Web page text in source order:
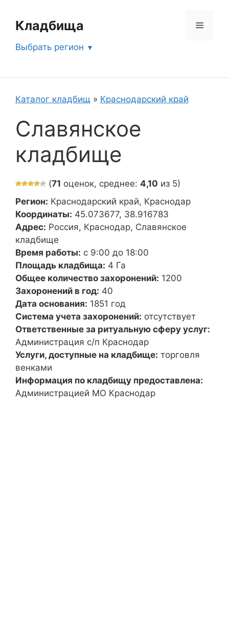
содержимому
Кладбища Меню
Выбрать регион
Каталог кладбищ » Краснодарский край
Славянское
кладбище
(71 оценок, среднее: 4,10 из 5)
Регион: Краснодарский край, Краснодар
Координаты: 45.073677, 38.916783
Адрес: Россия, Краснодар, Славянское
кладбище
Время работы: с 9:00 до 18:00
Площадь кладбища: 4 Га
Общее количество захоронений: 1200
Захоронений в год: 40
Дата основания: 1851 год
Система учета захоронений: отсутствует
Ответственные за ритуальную сферу услуг:
Администрация с/п Краснодар
Услуги, доступные на кладбище: торговля
венками
Информация по кладбищу предоставлена:
Администрацией МО Краснодар